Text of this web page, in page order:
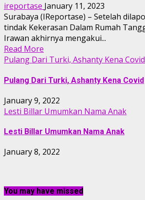
ireportase January 11, 2023
Surabaya (IReportase) – Setelah
tindak Kekerasan Dalam Rumah
Irawan akhirnya mengakui...
Read More
Pulang Dari Turki, Ashanty Kena Covid
Pulang Dari Turki, Ashanty Kena Covid
January 9, 2022
Lesti Billar Umumkan Nama Anak
Lesti Billar Umumkan Nama Anak
January 8, 2022
You may have missed